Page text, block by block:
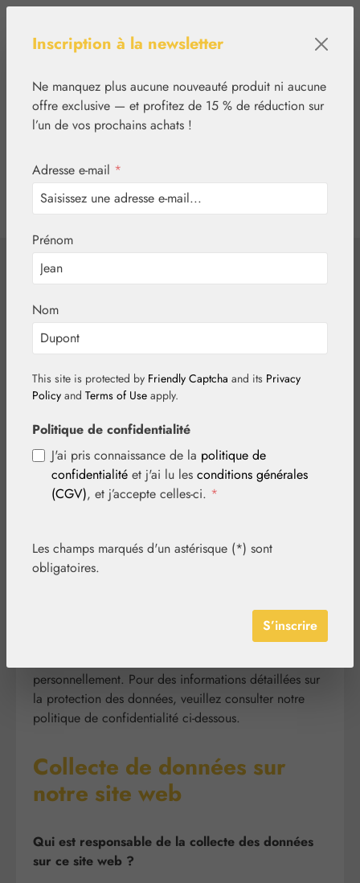
tcinn-a11y-toolbar.show
Politique de
confidentialité
1. Aperçu de la
protection des
données
Informations générales
ce qui advient de vos données personnelles lorsque
vous visitez notre site web. Les données personnelles
personnellement. Pour des informations détaillées sur
la protection des données, veuillez consulter notre
politique de confidentialité ci-dessous.
Collecte de données sur
notre site web
Qui est responsable de la collecte des données
sur ce site web ?
Inscription à la newsletter
Ne manquez plus aucune nouveauté produit ni aucune
offre exclusive — et profitez de 15 % de réduction sur
l’un de vos prochains achats !
Adresse e-mail *
Prénom
Nom
This site is protected by Friendly Captcha and its Privacy
Policy and Terms of Use apply.
Politique de confidentialité
J'ai pris connaissance de la politique de
confidentialité et j'ai lu les conditions générales
(CGV), et j’accepte celles-ci. *
Les champs marqués d'un astérisque (*) sont
obligatoires.
S’inscrire